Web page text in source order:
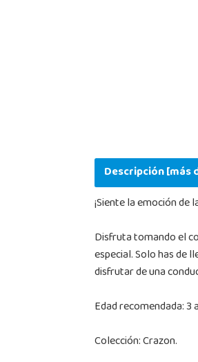
Descripción [más
¡Siente la emoción de
Disfruta tomando el
especial. Solo has de
disfrutar de una
Edad recomendada: 3
Colección: Crazon.